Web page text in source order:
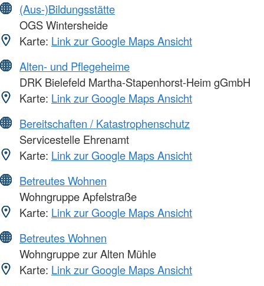
(Aus-)Bildungsstätte
OGS Wintersheide
Karte: Link zur Google Maps Ansicht
Alten- und Pflegeheime
DRK Bielefeld Martha-Stapenhorst-Heim gGmbH
Karte: Link zur Google Maps Ansicht
Bereitschaften / Katastrophenschutz
Servicestelle Ehrenamt
Karte: Link zur Google Maps Ansicht
Betreutes Wohnen
Wohngruppe Apfelstraße
Karte: Link zur Google Maps Ansicht
Betreutes Wohnen
Wohngruppe zur Alten Mühle
Karte: Link zur Google Maps Ansicht